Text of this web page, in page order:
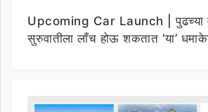
Upcoming Car Launch | पुढच्या
सुरुवातीला लाँच होऊ शकतात ‘या’